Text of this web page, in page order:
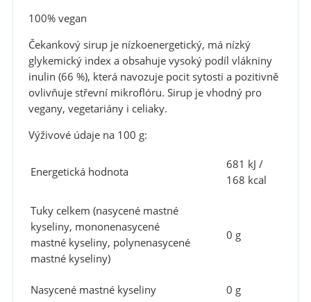
100% vegan
Čekankový sirup je nízkoenergetický, má nízký
glykemický index a obsahuje vysoký podíl vlákniny
inulin (66 %), která navozuje pocit sytosti a pozitivně
ovlivňuje střevní mikroflóru. Sirup je vhodný pro
vegany, vegetariány i celiaky.
Výživové údaje na 100 g:
Energetická hodnota
681 kJ /
168 kcal
Tuky celkem (nasycené mastné
kyseliny, mononenasycené
mastné kyseliny, polynenasycené
mastné kyseliny)
0 g
Nasycené mastné kyseliny 0 g